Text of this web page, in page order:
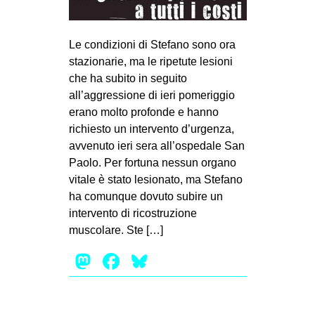
MILANO
MOBILITAZIONI
SPAZI
SPORT POPOLARE
MOVIMENTI
AMBIENTE
ANTIFASCISMO
DIRITTO ALL’ABITARE
GENERI
MIGRAZIONI
PRECARIATO
Le condizioni di Stefano sono ora
stazionarie, ma le ripetute lesioni
che ha subito in seguito
all’aggressione di ieri pomeriggio
erano molto profonde e hanno
richiesto un intervento d’urgenza,
avvenuto ieri sera all’ospedale San
Paolo. Per fortuna nessun organo
vitale è stato lesionato, ma Stefano
ha comunque dovuto subire un
intervento di ricostruzione
muscolare. Ste […]
Mastodon
Facebook